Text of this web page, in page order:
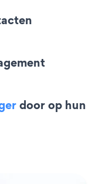
door op hun